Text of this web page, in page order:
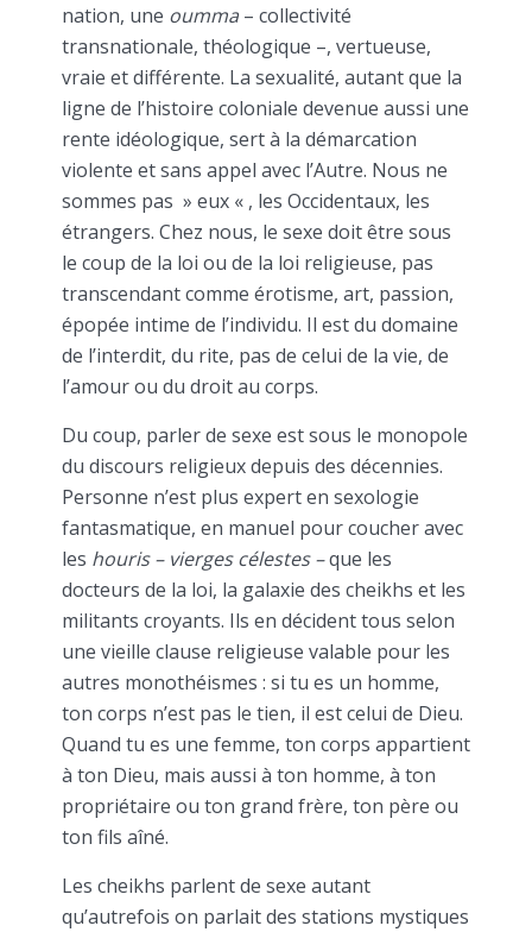
nation, une oumma – collectivité
transnationale, théologique –, vertueuse,
vraie et différente. La sexualité, autant que la
ligne de l’histoire coloniale devenue aussi une
rente idéologique, sert à la démarcation
violente et sans appel avec l’Autre. Nous ne
sommes pas » eux « , les Occidentaux, les
étrangers. Chez nous, le sexe doit être sous
le coup de la loi ou de la loi religieuse, pas
transcendant comme érotisme, art, passion,
épopée intime de l’individu. Il est du domaine
de l’interdit, du rite, pas de celui de la vie, de
l’amour ou du droit au corps.
Du coup, parler de sexe est sous le monopole
du discours religieux depuis des décennies.
Personne n’est plus expert en sexologie
fantasmatique, en manuel pour coucher avec
les houris – vierges célestes –que les
docteurs de la loi, la galaxie des cheikhs et les
militants croyants. Ils en décident tous selon
une vieille clause religieuse valable pour les
autres monothéismes : si tu es un homme,
ton corps n’est pas le tien, il est celui de Dieu.
Quand tu es une femme, ton corps appartient
à ton Dieu, mais aussi à ton homme, à ton
propriétaire ou ton grand frère, ton père ou
ton fils aîné.
Les cheikhs parlent de sexe autant
qu’autrefois on parlait des stations mystiques